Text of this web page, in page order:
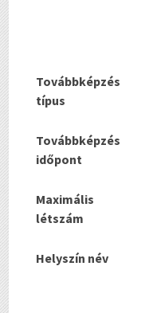
Továbbképzés
típus
Továbbképzés
időpont
Maximális
létszám
Helyszín név